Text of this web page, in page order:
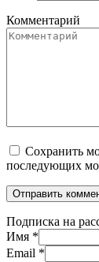
Комментарий
Сохранить
последующих
Подписка на
Имя *
Email *